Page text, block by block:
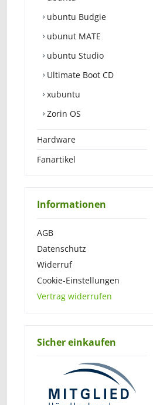
ubuntu Budgie
ubunut MATE
ubuntu Studio
Ultimate Boot CD
xubuntu
Zorin OS
Hardware
Fanartikel
Informationen
AGB
Datenschutz
Widerruf
Cookie-Einstellungen
Vertrag widerrufen
Sicher einkaufen